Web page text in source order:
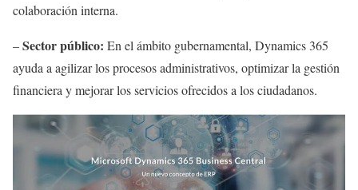
colaboración interna.
–Sector público: En el ámbito gubernamental, Dynamics 365
ayuda a agilizar los procesos administrativos, optimizar la gestión
financiera y mejorar los servicios ofrecidos a los ciudadanos.